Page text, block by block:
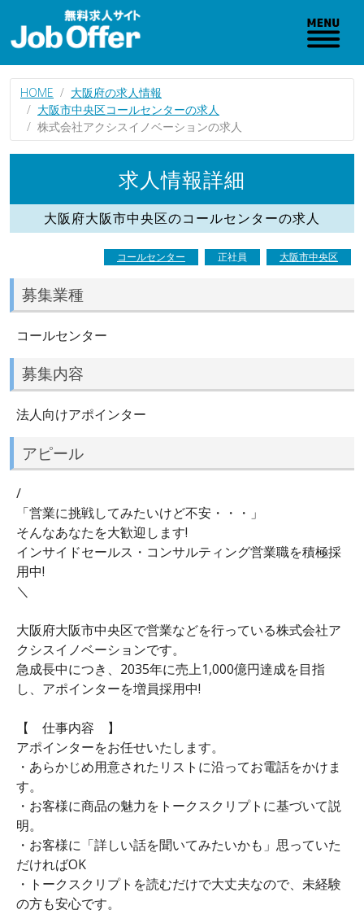
HOME
大阪府の求人情報
大阪市中央区コールセンターの求人
株式会社アクシスイノベーションの求人
求人情報詳細
大阪府大阪市中央区のコールセンターの求人
コールセンター 正社員 大阪市中央区
募集業種
コールセンター
募集内容
法人向けアポインター
アピール
/
「営業に挑戦してみたいけど不安・・・」
そんなあなたを大歓迎します!
インサイドセールス・コンサルティング営業職を積極採
用中!
＼
大阪府大阪市中央区で営業などを行っている株式会社ア
クシスイノベーションです。
急成長中につき、2035年に売上1,000億円達成を目指
し、アポインターを増員採用中!
【 仕事内容 】
アポインターをお任せいたします。
・あらかじめ用意されたリストに沿ってお電話をかけま
す。
・お客様に商品の魅力をトークスクリプトに基づいて説
明。
・お客様に「詳しい話を聞いてみたいかも」思っていた
だければOK
・トークスクリプトを読むだけで大丈夫なので、未経験
の方も安心です。